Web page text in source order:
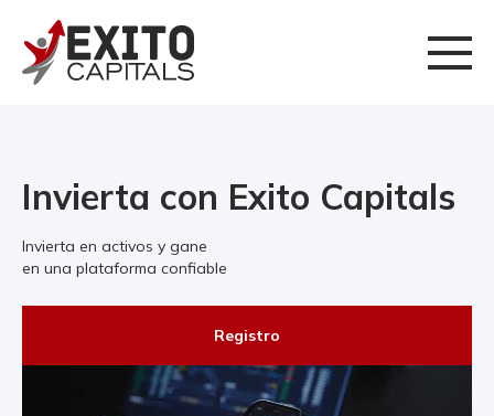
Invierta con Exito Capitals
Invierta en activos y gane
en una plataforma confiable
Registro